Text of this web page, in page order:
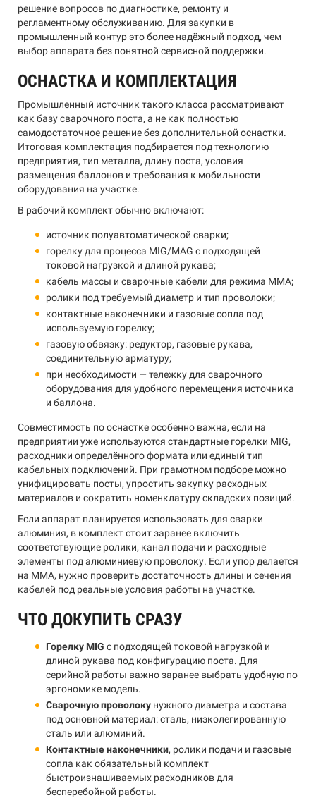
решение вопросов по диагностике, ремонту и
регламентному обслуживанию. Для закупки в
промышленный контур это более надёжный подход, чем
выбор аппарата без понятной сервисной поддержки.
ОСНАСТКА И КОМПЛЕКТАЦИЯ
Промышленный источник такого класса рассматривают
как базу сварочного поста, а не как полностью
самодостаточное решение без дополнительной оснастки.
Итоговая комплектация подбирается под технологию
предприятия, тип металла, длину поста, условия
размещения баллонов и требования к мобильности
оборудования на участке.
В рабочий комплект обычно включают:
источник полуавтоматической сварки;
горелку для процесса MIG/MAG с подходящей
токовой нагрузкой и длиной рукава;
кабель массы и сварочные кабели для режима MMA;
ролики под требуемый диаметр и тип проволоки;
контактные наконечники и газовые сопла под
используемую горелку;
газовую обвязку: редуктор, газовые рукава,
соединительную арматуру;
при необходимости — тележку для сварочного
оборудования для удобного перемещения источника
и баллона.
Совместимость по оснастке особенно важна, если на
предприятии уже используются стандартные горелки MIG,
расходники определённого формата или единый тип
кабельных подключений. При грамотном подборе можно
унифицировать посты, упростить закупку расходных
материалов и сократить номенклатуру складских позиций.
Если аппарат планируется использовать для сварки
алюминия, в комплект стоит заранее включить
соответствующие ролики, канал подачи и расходные
элементы под алюминиевую проволоку. Если упор делается
на MMA, нужно проверить достаточность длины и сечения
кабелей под реальные условия работы на участке.
ЧТО ДОКУПИТЬ СРАЗУ
Горелку MIG с подходящей токовой нагрузкой и
длиной рукава под конфигурацию поста. Для
серийной работы важно заранее выбрать удобную по
эргономике модель.
Сварочную проволоку нужного диаметра и состава
под основной материал: сталь, низколегированную
сталь или алюминий.
Контактные наконечники, ролики подачи и газовые
сопла как обязательный комплект
быстроизнашиваемых расходников для
бесперебойной работы.